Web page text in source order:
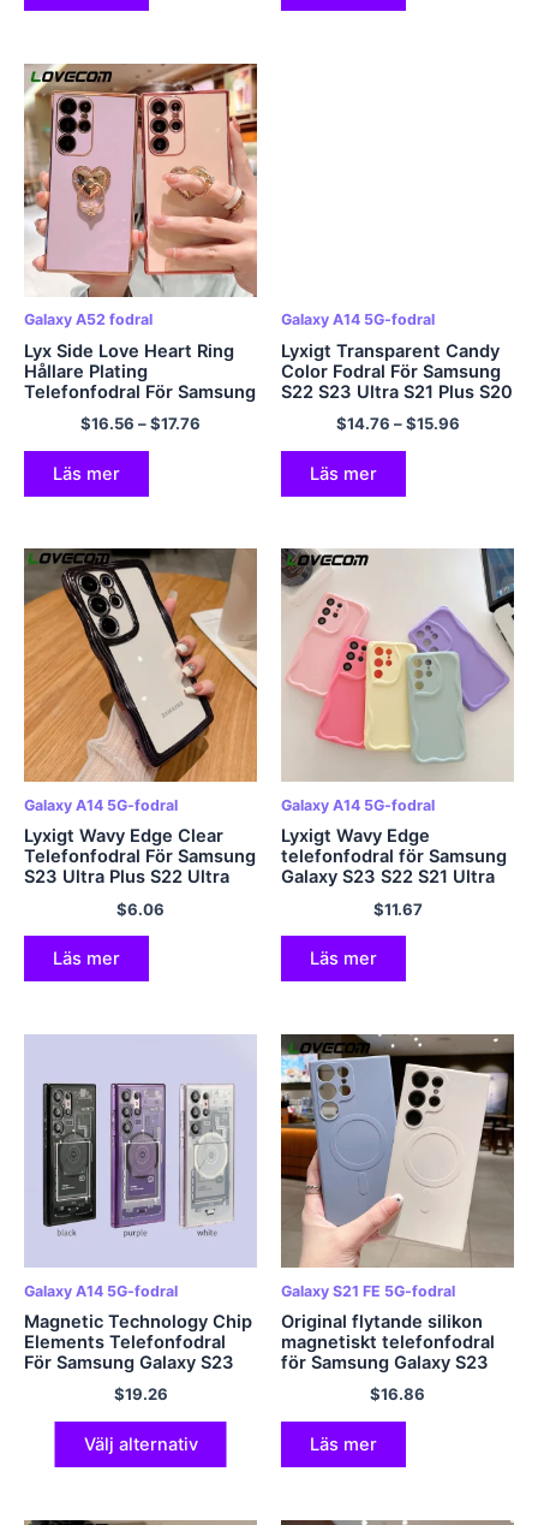
Galaxy A52 fodral
Lyx Side Love Heart Ring
Hållare Plating
Telefonfodral För Samsung
S23 S22 Ultra S21 Plus S20
FE A53 A13 5G A33 A52
Soft Cover
$16.56 –$17.76
Läs mer
Galaxy A14 5G-fodral
Lyxigt Transparent Candy
Color Fodral För Samsung
S22 S23 Ultra S21 Plus S20
FE A53 A52 A13 A54 A14
A23 A34 A32 A33 5G
Mjukt skal
$14.76 –$15.96
Läs mer
Galaxy A14 5G-fodral
Lyxigt Wavy Edge Clear
Telefonfodral För Samsung
S23 Ultra Plus S22 Ultra
Plus A14 A13 5G Note 20
Ultra Plating Bumper Soft
Cover
$6.06
Läs mer
Galaxy A14 5G-fodral
Lyxigt Wavy Edge
telefonfodral för Samsung
Galaxy S23 S22 S21 Ultra
Plus S20 FE A54 A34 A14
A52 A53 A23 A24 Candy
Color Mjukt skal
$11.67
Läs mer
Galaxy A14 5G-fodral
Magnetic Technology Chip
Elements Telefonfodral
För Samsung Galaxy S23
S22 Plus Ultra
$19.26
Välj alternativ
Galaxy S21 FE 5G-fodral
Original flytande silikon
magnetiskt telefonfodral
för Samsung Galaxy S23
Ultra Plus S22 S21 Ultra
Plus S21 FE Bumper Mjukt
skal
$16.86
Läs mer